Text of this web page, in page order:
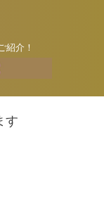
紹介！
す